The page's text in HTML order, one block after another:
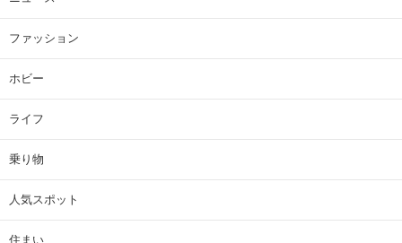
ファッション
ホビー
ライフ
乗り物
人気スポット
住まい